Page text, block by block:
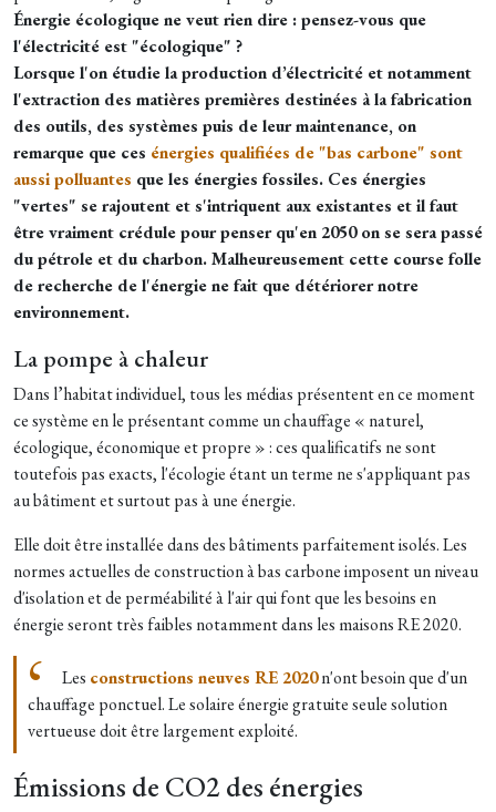
Énergie écologique ne veut rien dire : pensez-vous que
l'électricité est "écologique" ?
Lorsque l'on étudie la production d’électricité et notamment
l'extraction des matières premières destinées à la fabrication
des outils, des systèmes puis de leur maintenance, on
remarque que ces énergies qualifiées de "bas carbone" sont
aussi polluantes que les énergies fossiles. Ces énergies
"vertes" se rajoutent et s'intriquent aux existantes et il faut
être vraiment crédule pour penser qu'en 2050 on se sera passé
du pétrole et du charbon. Malheureusement cette course folle
de recherche de l'énergie ne fait que détériorer notre
environnement.
La pompe à chaleur
Dans l’habitat individuel, tous les médias présentent en ce moment
ce système en le présentant comme un chauffage « naturel,
écologique, économique et propre » : ces qualificatifs ne sont
toutefois pas exacts, l'écologie étant un terme ne s'appliquant pas
au bâtiment et surtout pas à une énergie.
Elle doit être installée dans des bâtiments parfaitement isolés. Les
normes actuelles de construction à bas carbone imposent un niveau
d'isolation et de perméabilité à l'air qui font que les besoins en
énergie seront très faibles notamment dans les maisons RE 2020.
Les constructions neuves RE 2020n'ont besoin que d'un
chauffage ponctuel. Le solaire énergie gratuite seule solution
vertueuse doit être largement exploité.
Émissions de CO2 des énergies